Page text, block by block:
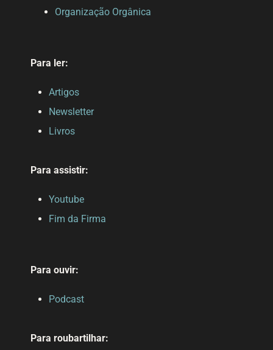
Organização Orgânica
Para ler:
Artigos
Newsletter
Livros
Para assistir:
Youtube
Fim da Firma
Para ouvir:
Podcast
Para roubartilhar: